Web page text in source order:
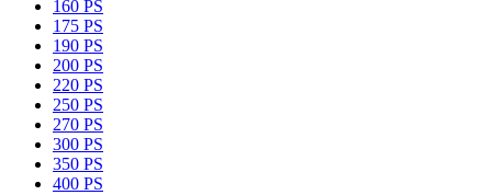
160 PS
175 PS
190 PS
200 PS
220 PS
250 PS
270 PS
300 PS
350 PS
400 PS